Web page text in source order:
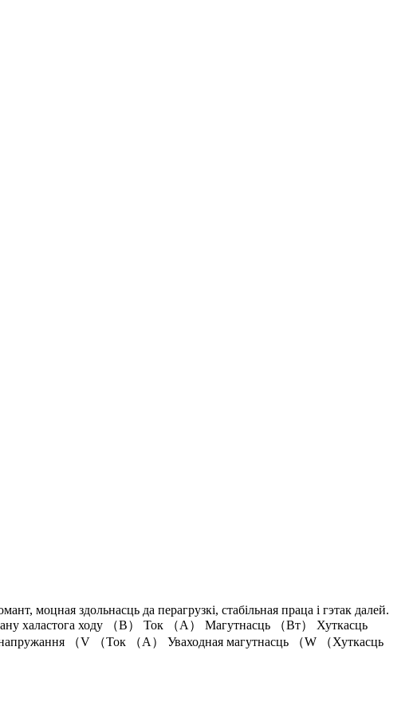
моцная здольнасць да перагрузкі, стабільная праца і гэтак далей.
халастога ходу （В） Ток （A） Магутнасць （Вт） Хуткасць
（V （Ток （A） Уваходная магутнасць （W （Хуткасць